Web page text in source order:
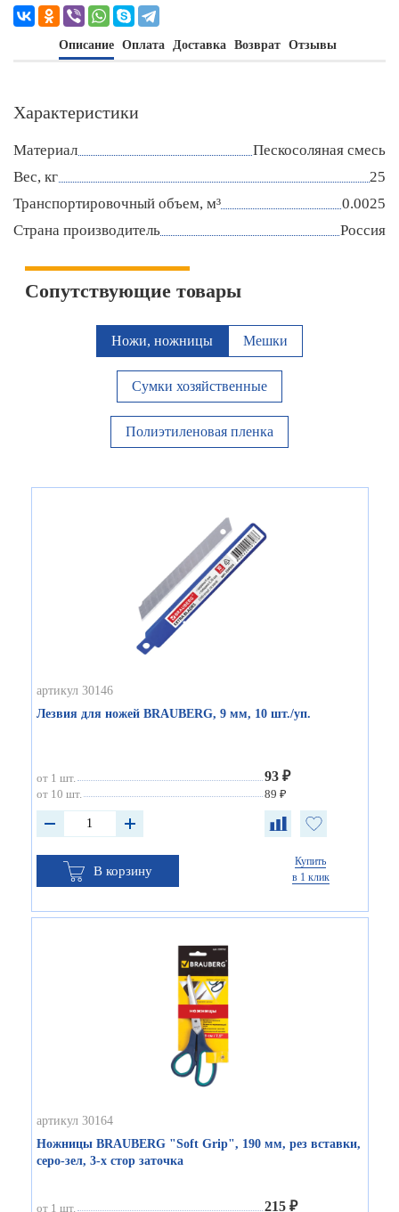
Описание Оплата Доставка Возврат Отзывы
Характеристики
Материал
Пескосоляная смесь
Вес, кг
25
Транспортировочный объем, м³
0.0025
Страна производитель
Россия
Сопутствующие товары
Ножи, ножницы Мешки
Сумки хозяйственные
Полиэтиленовая пленка
артикул 30146
Лезвия для ножей BRAUBERG, 9 мм, 10 шт./уп.
от 1 шт. 93 ₽
от 10 шт. 89 ₽
В корзину
Купить
в 1 клик
артикул 30164
Ножницы BRAUBERG "Soft Grip", 190 мм, рез вставки,
серо-зел, 3-х стор заточка
от 1 шт. 215 ₽